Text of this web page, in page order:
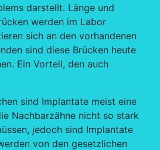
darstellt. Länge und
werden im Labor
sich an den vorhandenen
sind diese Brücken heute
Ein Vorteil, den auch
sind Implantate meist eine
Nachbarzähne nicht so stark
jedoch sind Implantate
von den gesetzlichen